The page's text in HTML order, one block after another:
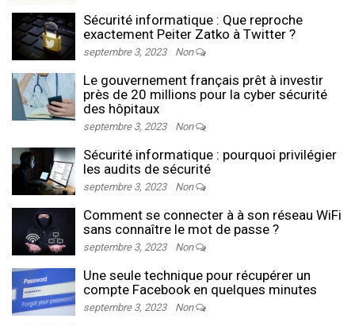
Sécurité informatique : Que reproche
exactement Peiter Zatko à Twitter ?
septembre 3, 2023 Non
Le gouvernement français prêt à investir
près de 20 millions pour la cyber sécurité
des hôpitaux
septembre 3, 2023 Non
Sécurité informatique : pourquoi privilégier
les audits de sécurité
septembre 3, 2023 Non
Comment se connecter à à son réseau WiFi
sans connaître le mot de passe ?
septembre 3, 2023 Non
Une seule technique pour récupérer un
compte Facebook en quelques minutes
septembre 3, 2023 Non